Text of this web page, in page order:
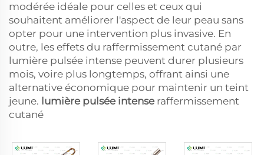
modérée idéale pour celles et ceux qui
souhaitent améliorer l'aspect de leur peau sans
opter pour une intervention plus invasive. En
outre, les effets du raffermissement cutané par
lumière pulsée intense peuvent durer plusieurs
mois, voire plus longtemps, offrant ainsi une
alternative économique pour maintenir un teint
jeune. lumière pulsée intense raffermissement
cutané